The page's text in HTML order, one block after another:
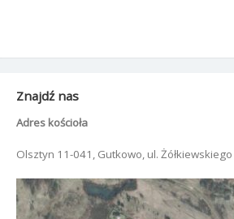
Znajdź nas
Adres kościoła
Olsztyn 11-041, Gutkowo, ul. Żółkiewskiego